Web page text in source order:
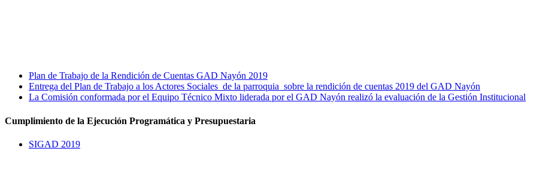
Plan de Trabajo de la Rendición de Cuentas GAD Nayón 2019
Entrega del Plan de Trabajo a los Actores Sociales de la parroquia sobre la rendición de cuentas 2019 del GAD Nayón
La Comisión conformada por el Equipo Técnico Mixto liderada por el GAD Nayón realizó la evaluación de la Gestión Institucional
Cumplimiento de la Ejecución Programática y Presupuestaria
SIGAD 2019